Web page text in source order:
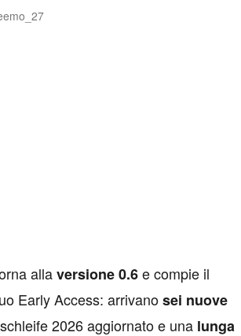
allaversione 0.6e compie il
Early Access: arrivanosei nuove
2026 aggiornato e una lunga